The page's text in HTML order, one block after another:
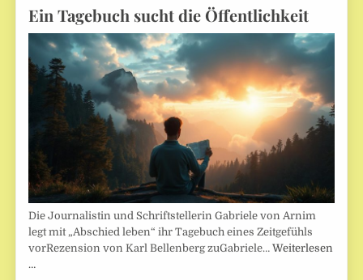
Ein Tagebuch sucht die Öffentlichkeit
Die Journalistin und Schriftstellerin Gabriele von Arnim
legt mit „Abschied leben“ ihr Tagebuch eines Zeitgefühls
vorRezension von Karl Bellenberg zuGabriele…Weiterlesen
…